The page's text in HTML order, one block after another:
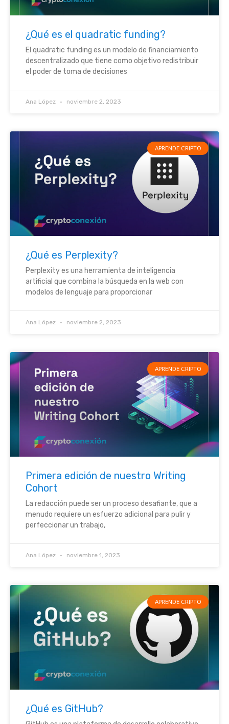
¿Qué es el quadratic funding?
El quadratic funding es un modelo de financiamiento
descentralizado que tiene como objetivo redistribuir
el poder de toma de decisiones
Ana López noviembre 2, 2023
APRENDE CRIPTO
¿Qué es Perplexity?
Perplexity es una herramienta de inteligencia
artificial que combina la búsqueda en la web con
modelos de lenguaje para proporcionar
Ana López noviembre 2, 2023
APRENDE CRIPTO
Primera edición de nuestro Writing
Cohort
La redacción puede ser un proceso desafiante, que a
menudo requiere un esfuerzo adicional para pulir y
perfeccionar un trabajo,
Ana López noviembre 1, 2023
APRENDE CRIPTO
¿Qué es GitHub?